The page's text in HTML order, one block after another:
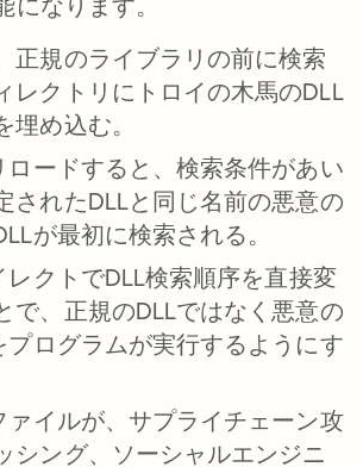
正規のライブラリの前に検索
レクトリにトロイの木馬のDLL
埋め込む。
ロードすると、検索条件があい
されたDLLと同じ名前の悪意の
が最初に検索される。
レクトでDLL検索順序を直接変
で、正規のDLLではなく悪意の
プログラムが実行するようにす
ァイルが、サプライチェーン攻
シング、ソーシャルエンジニ